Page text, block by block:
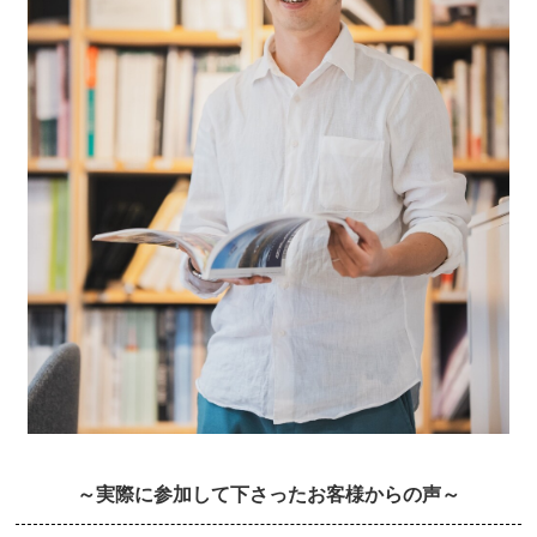
～実際に参加して下さったお客様からの声～